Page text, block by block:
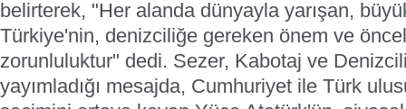
belirterek, "Her alanda dünyayla yarışan,
Türkiye'nin, denizciliğe gereken önem ve
zorunluluktur" dedi. Sezer, Kabotaj ve
yayımladığı mesajda, Cumhuriyet ile Türk